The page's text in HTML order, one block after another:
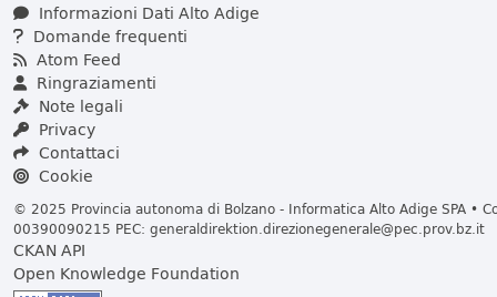
Informazioni Dati Alto Adige
Domande frequenti
Atom Feed
Ringraziamenti
Note legali
Privacy
Contattaci
Cookie
© 2025 Provincia autonoma di Bolzano - Informatica Alto Adige SPA •
00390090215 PEC: generaldirektion.direzionegenerale@pec.prov.bz.it
CKAN API
Open Knowledge Foundation